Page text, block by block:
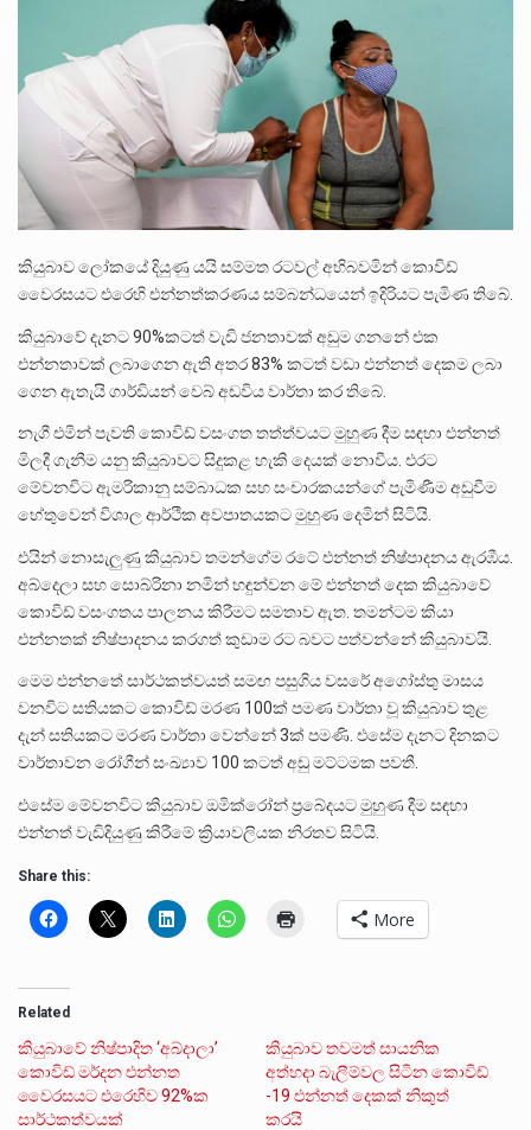
කියුබාව ලෝකයේ දියුණු යයි සම්මත රටවල් අභිබවමින් කොවිඩ්
වෛරසයට එරෙහි එන්නත්කරණය සම්බන්ධයෙන් ඉදිරියට පැමිණ තිබේ.
කියුබාවේ දැනට 90%කටත් වැඩි ජනතාවක් අඩුම ගනනේ එක
එන්නතාවක් ලබාගෙන ඇති අතර 83% කටත් වඩා එන්නත් දෙකම ලබා
ගෙන ඇතැයි ගාර්ඩියන් වෙබ් අඩවිය වාර්තා කර තිබේ.
නැගී එමින් පැවති කොවිඩ් වසංගත තත්ත්වයට මුහුණ දීම සඳහා එන්නත්
මිලදී ගැනීම යනු කියුබාවට සිදුකළ හැකි දෙයක් නොවීය. එරට
මේවනවිට ඇමරිකානු සම්බාධක සහ සංචාරකයන්ගේ පැමිණීම අඩුවීම
හේතුවෙන් විශාල ආර්ථික අවපාතයකට මුහුණ දෙමින් සිටියි.
එයින් නොසැලුණු කියුබාව තමන්ගේම රටේ එන්නත් නිෂ්පාදනය ඇරඹීය.
අබ්දෙලා සහ සොබ්රිනා නමින් හඳුන්වන මේ එන්නත් දෙක කියුබාවේ
කොවිඩ් වසංගතය පාලනය කිරීමට සමතාව ඇත. තමන්ටම කියා
එන්නතක් නිෂ්පාදනය කරගත් කුඩාම රට බවට පත්වන්නේ කියුබාවයි.
මෙම එන්නතේ සාර්ථකත්වයත් සමඟ පසුගිය වසරේ අගෝස්තු මාසය
වනවිට සතියකට කොවිඩ් මරණ 100ක් පමණ වාර්තා වූ කියුබාව තුළ
දැන් සතියකට මරණ වාර්තා වෙන්නේ 3ක් පමණි. එසේම දැනට දිනකට
වාර්තාවන රෝගීන් සංඛ්‍යාව 100 කටත් අඩු මට්ටමක පවතී.
එසේම මේවනවිට කියුබාව ඔමික්රෝන් ප්‍රබේදයට මුහුණ දීම සඳහා
එන්නත් වැඩිදියුණු කිරීමේ ක්‍රියාවලියක නිරතව සිටියි.
Share this:
More
Related
කියුබාවේ නිෂ්පාදිත ‘අබ්දාලා’
කොවිඩ් මර්දන එන්නත
වෛරසයට එරෙහිව 92%ක
සාර්ථකත්වයක්
කියුබාව තවමත් සායනික
අත්හදා බැලීම්වල සිටින කොවිඩ්
-19 එන්නත් දෙකක් නිකුත්
කරයි